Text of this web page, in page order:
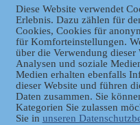
Datenschutz
Diese Website verwendet
Erlebnis. Dazu zählen für
Cookies, Cookies für
für Komforteinstellungen.
über die Verwendung dieser
Analysen und soziale
Medien erhalten ebenfalls
dieser Website und führen
Daten zusammen. Sie
Kategorien Sie zulassen
Sie in unseren